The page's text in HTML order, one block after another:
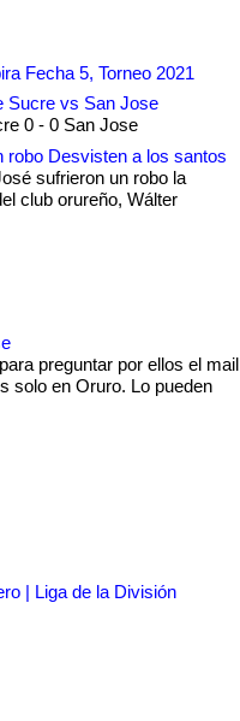
Fecha 5, Torneo 2021
Sucre vs San Jose
0 - 0 San Jose
robo Desvisten a los santos
sufrieron un robo la
club orureño, Wálter
preguntar por ellos el mail
solo en Oruro. Lo pueden
| Liga de la División